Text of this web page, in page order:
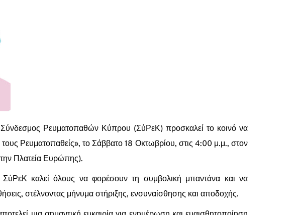
Ρευματοπαθών Κύπρου (ΣύΡεΚ) προσκαλεί το κοινό να
Ρευματοπαθείς», το Σάββατο 18 Οκτωβρίου, στις 4:00 μ.μ., στον
Πλατεία Ευρώπης).
καλεί όλους να φορέσουν τη συμβολική μπαντάνα και να
στέλνοντας μήνυμα στήριξης, ενσυναίσθησης και αποδοχής.